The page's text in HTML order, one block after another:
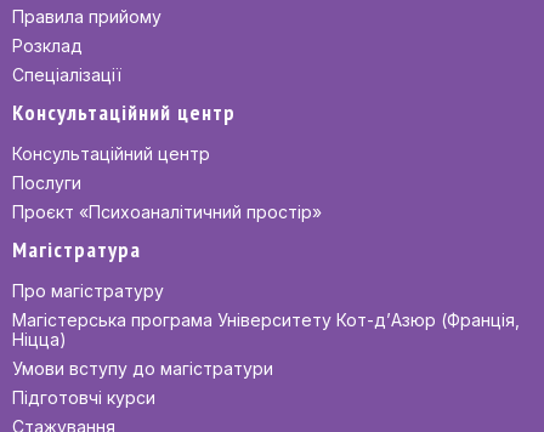
Правила прийому
Розклад
Спеціалізації
Консультаційний центр
Консультаційний центр
Послуги
Проєкт «Психоаналітичний простір»
Магістратура
Про магістратуру
Магістерська програма Університету Кот-д’Азюр (Франція,
Ніцца)
Умови вступу до магістратури
Підготовчі курси
Стажування